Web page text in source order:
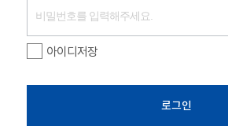
아이디저장
로그인